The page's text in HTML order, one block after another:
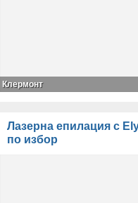
Клермонт
Лазерна епилация с
по избор